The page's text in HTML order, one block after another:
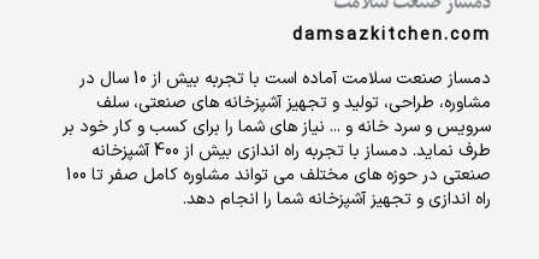
damsazkitchen.com
دمساز صنعت سلامت آماده است با تجربه بیش از 10 سال در
مشاوره، طراحی، تولید و تجهیز آشپزخانه های صنعتی، سلف
سرویس و سرد خانه و ... نیاز های شما را برای کسب و کار خود بر
طرف نماید. دمساز با تجربه راه اندازی بیش از 400 آشپزخانه
صنعتی در حوزه های مختلف می تواند مشاوره کامل صفر تا 100
راه اندازی و تجهیز آشپزخانه شما را انجام دهد.